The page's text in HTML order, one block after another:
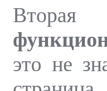
это не